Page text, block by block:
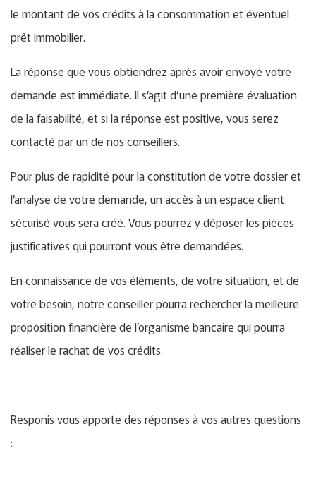
le montant de vos crédits à la consommation et éventuel
prêt immobilier.
La réponse que vous obtiendrez après avoir envoyé votre
demande est immédiate. Il s’agit d’une première évaluation
de la faisabilité, et si la réponse est positive, vous serez
contacté par un de nos conseillers.
Pour plus de rapidité pour la constitution de votre dossier et
l’analyse de votre demande, un accès à un espace client
sécurisé vous sera créé. Vous pourrez y déposer les pièces
justificatives qui pourront vous être demandées.
En connaissance de vos éléments, de votre situation, et de
votre besoin, notre conseiller pourra rechercher la meilleure
proposition financière de l’organisme bancaire qui pourra
réaliser le rachat de vos crédits.
Responis vous apporte des réponses à vos autres questions
: